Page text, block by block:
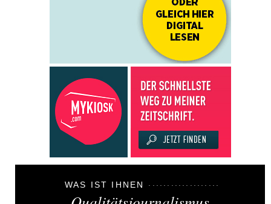
WAS IST IHNEN